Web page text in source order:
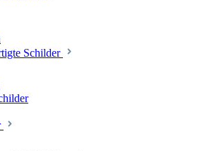
Schilder